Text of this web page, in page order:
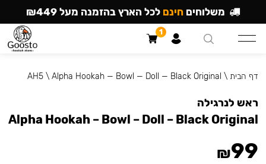
דף הבית \
AH5\ Alpha Hookah — Bowl — Doll — Black Original
ראש לנרגילה
Alpha Hookah – Bowl – Doll – Black Original
₪99
משלוחים חינם לכל הארץ בהזמנה מעל ₪449
1